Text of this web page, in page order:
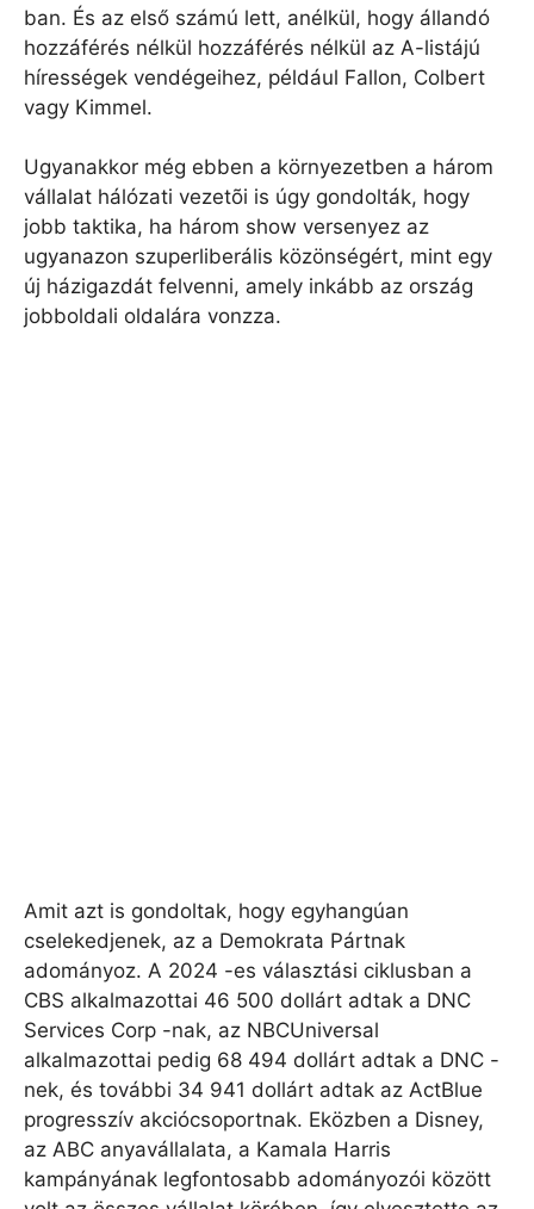
ban. És az első számú lett, anélkül, hogy állandó
hozzáférés nélkül hozzáférés nélkül az A-listájú
hírességek vendégeihez, például Fallon, Colbert
vagy Kimmel.
Ugyanakkor még ebben a környezetben a három
vállalat hálózati vezetõi is úgy gondolták, hogy
jobb taktika, ha három show versenyez az
ugyanazon szuperliberális közönségért, mint egy
új házigazdát felvenni, amely inkább az ország
jobboldali oldalára vonzza.
Amit azt is gondoltak, hogy egyhangúan
cselekedjenek, az a Demokrata Pártnak
adományoz. A 2024 -es választási ciklusban a
CBS alkalmazottai 46 500 dollárt adtak a DNC
Services Corp -nak, az NBCUniversal
alkalmazottai pedig 68 494 dollárt adtak a DNC -
nek, és további 34 941 dollárt adtak az ActBlue
progresszív akciócsoportnak. Eközben a Disney,
az ABC anyavállalata, a Kamala Harris
kampányának legfontosabb adományozói között